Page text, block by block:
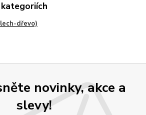
dřevo)
novinky, akce a
slevy!